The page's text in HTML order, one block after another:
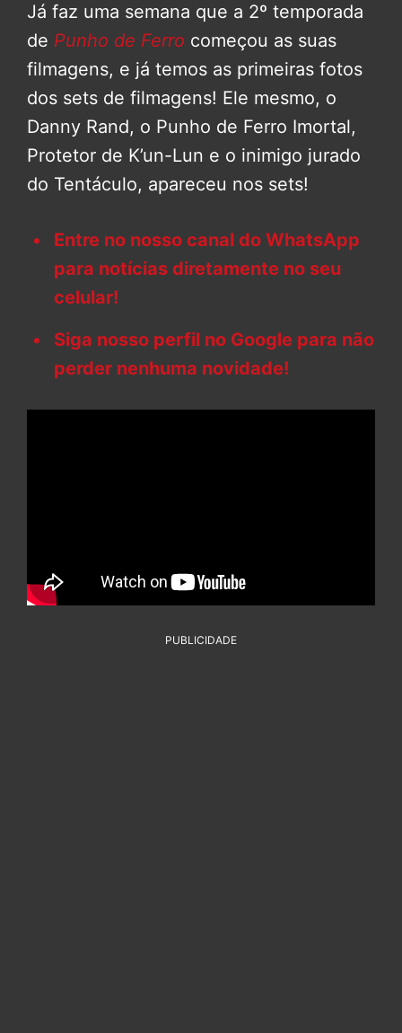
Já faz uma semana que a 2º temporada
de Punho de Ferro começou as suas
filmagens, e já temos as primeiras fotos
dos sets de filmagens! Ele mesmo, o
Danny Rand, o Punho de Ferro Imortal,
Protetor de K’un-Lun e o inimigo jurado
do Tentáculo, apareceu nos sets!
Entre no nosso canal do WhatsApp
para notícias diretamente no seu
celular!
Siga nosso perfil no Google para não
perder nenhuma novidade!
PUBLICIDADE